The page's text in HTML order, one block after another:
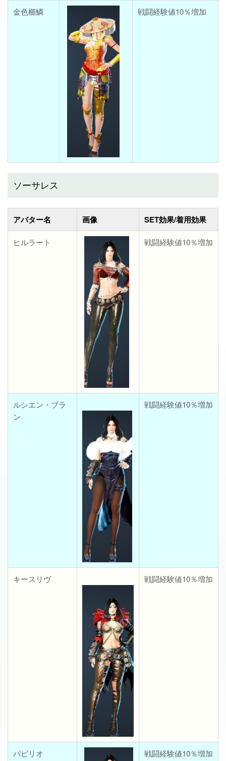
金色櫛鱗 戦闘経験値10％増加
ソーサレス
アバター名 画像 SET効果/着用効果
ヒルラート 戦闘経験値10％増加
ルシエン・ブラ
ン
戦闘経験値10％増加
キースリヴ 戦闘経験値10％増加
パピリオ 戦闘経験値10％増加